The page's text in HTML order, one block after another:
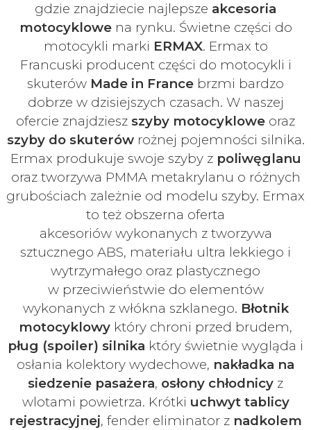
gdzie znajdziecie najlepsze akcesoria
motocyklowena rynku. Świetne części do
motocykli marki ERMAX. Ermax to
Francuski producent części do motocykli i
skuterów Made in France brzmi bardzo
dobrze w dzisiejszych czasach. W naszej
ofercie znajdziesz szyby motocyklowe oraz
szyby do skuterówrożnej pojemności silnika.
Ermax produkuje swoje szyby z poliwęglanu
oraz tworzywa PMMA metakrylanu o różnych
grubościach zależnie od modelu szyby. Ermax
to też obszerna oferta
akcesoriów wykonanych z tworzywa
sztucznego ABS, materiału ultra lekkiego i
wytrzymałego oraz plastycznego
w przeciwieństwie do elementów
wykonanych z włókna szklanego. Błotnik
motocyklowy który chroni przed brudem,
pług (spoiler) silnika który świetnie wygląda i
osłania kolektory wydechowe, nakładka na
siedzenie pasażera, osłony chłodnicy z
wlotami powietrza. Krótki uchwyt tablicy
rejestracyjnej, fender eliminator z nadkolem